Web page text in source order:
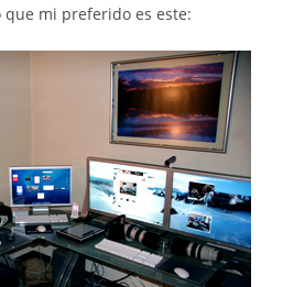
que mi preferido es este: